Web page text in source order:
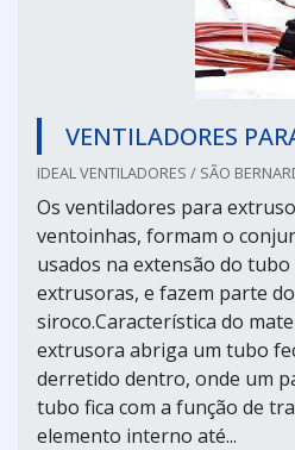
VENTILADORES
IDEAL VENTILADORES / SÃO
Os ventiladores para
ventoinhas, formam o
usados na extensão do tubo
extrusoras, e fazem parte
siroco.Característica do
extrusora abriga um tubo
derretido dentro, onde um
tubo fica com a função de
elemento interno até...